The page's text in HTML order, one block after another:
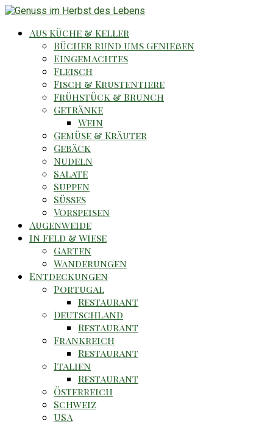
Aus Küche & Keller
Bücher rund ums Genießen
Eingemachtes
Fleisch
Fisch & Krustentiere
Frühstück & Brunch
Getränke
Wein
Gemüse & Kräuter
Gebäck
Nudeln
Salate
Suppen
Süsses
Vorspeisen
Augenweide
In Feld & Wiese
Garten
Wanderungen
Entdeckungen
Portugal
Restaurant
Deutschland
Restaurant
Frankreich
Restaurant
Italien
Restaurant
Österreich
Schweiz
USA